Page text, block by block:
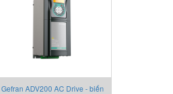
Gefran ADV200 AC Drive - biến